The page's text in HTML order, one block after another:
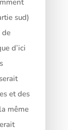
sud)
de
d’ici
et des
même